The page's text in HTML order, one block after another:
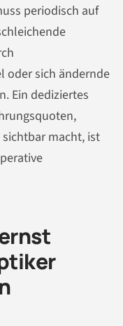
periodisch auf
oder sich ändernde
Ein dediziertes
macht, ist